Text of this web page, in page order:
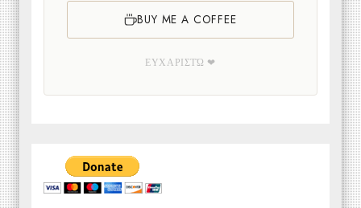
BUY ME A COFFEE
ΕΥΧΑΡΙΣΤΏ ❤